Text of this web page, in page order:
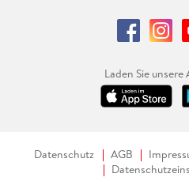
Laden Sie
Datenschutz AGB